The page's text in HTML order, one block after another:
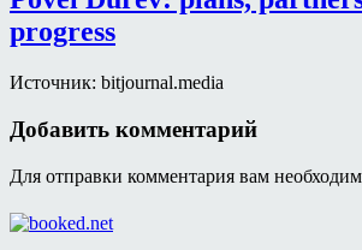
progress
Источник: bitjournal.media
Добавить комментарий
Для отправки комментария вам